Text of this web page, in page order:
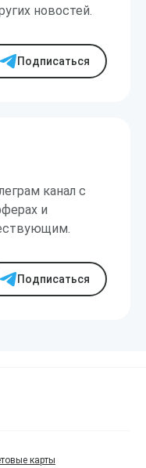
новостей.
Подписаться
канал с
и
Подписаться
карты